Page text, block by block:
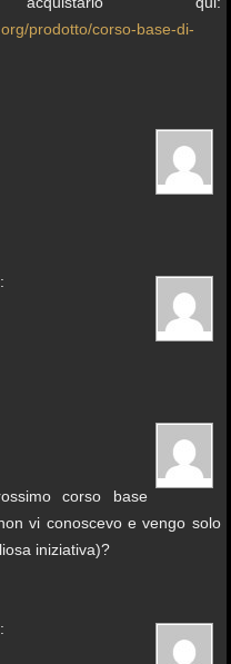
prodotto/corso-base-di-
corso base
vi conoscevo e vengo solo
iniziativa)?